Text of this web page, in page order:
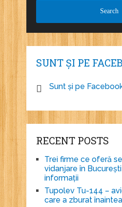
SUNT ȘI PE
Sunt și pe
RECENT POSTS
Trei firme ce oferă
vidanjare în
informații
Tupolev Tu-144 –
care a zburat